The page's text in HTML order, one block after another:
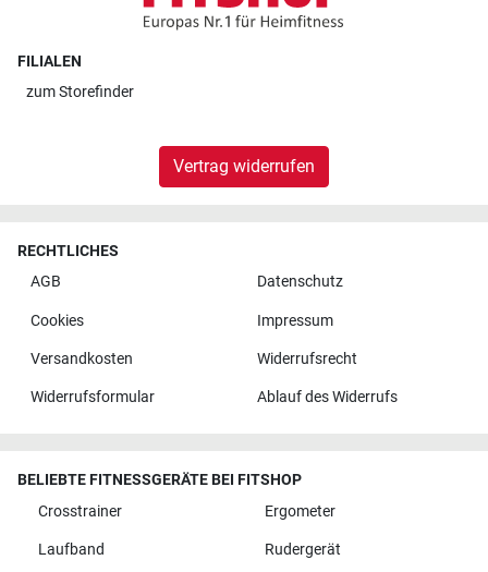
FILIALEN
zumStorefinder
Vertrag widerrufen
RECHTLICHES
AGB
Datenschutz
Cookies Impressum
Versandkosten Widerrufsrecht
Widerrufsformular Ablauf des Widerrufs
BELIEBTE FITNESSGERÄTE BEI FITSHOP
Crosstrainer
Ergometer
Laufband Rudergerät